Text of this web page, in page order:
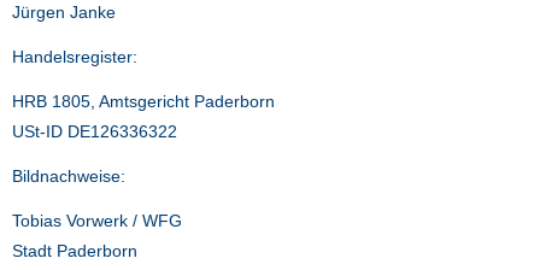
Jürgen Janke
Handelsregister:
HRB 1805, Amtsgericht Paderborn
USt-ID DE126336322
Bildnachweise:
Tobias Vorwerk / WFG
Stadt Paderborn